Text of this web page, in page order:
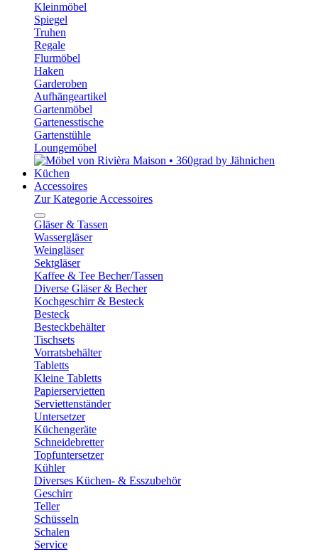
Kleinmöbel
Spiegel
Truhen
Regale
Flurmöbel
Haken
Garderoben
Aufhängeartikel
Gartenmöbel
Gartenesstische
Gartenstühle
Loungemöbel
Küchen
Accessoires
Zur Kategorie Accessoires
Gläser & Tassen
Wassergläser
Weingläser
Sektgläser
Kaffee & Tee Becher/Tassen
Diverse Gläser & Becher
Kochgeschirr & Besteck
Besteck
Besteckbehälter
Tischsets
Vorratsbehälter
Tabletts
Kleine Tabletts
Papierservietten
Serviettenständer
Untersetzer
Küchengeräte
Schneidebretter
Topfuntersetzer
Kühler
Diverses Küchen- & Esszubehör
Geschirr
Teller
Schüsseln
Schalen
Service